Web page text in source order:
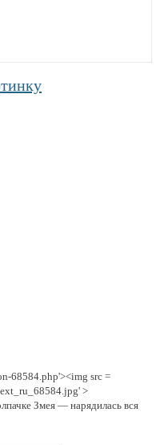
68584.php'><img src =
>
Змея — нарядилась вся